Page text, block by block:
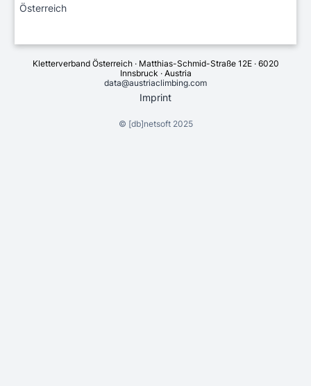
Österreich
Kletterverband Österreich · Matthias-Schmid-Straße 12E · 6020
Innsbruck · Austria
data@austriaclimbing.com
Imprint
© [db]netsoft2025